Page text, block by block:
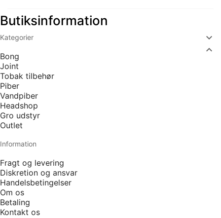
Butiksinformation


Kategorier
Bong
Joint
Tobak tilbehør
Piber
Vandpiber
Headshop
Gro udstyr
Outlet
Information
Fragt og levering
Diskretion og ansvar
Handelsbetingelser
Om os
Betaling
Kontakt os